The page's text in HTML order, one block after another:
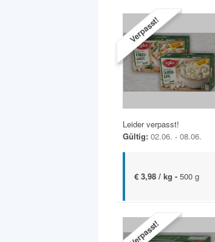
Verpasst!
Leider verpasst!
Gültig: 02.06. - 08.06.
€ 3,98 / kg - 500 g
Verpasst!